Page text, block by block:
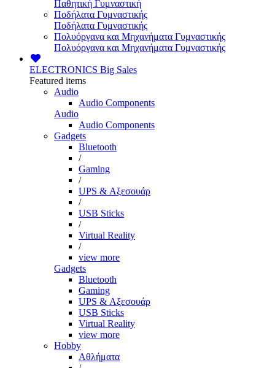
Παθητική Γυμναστική
Ποδήλατα Γυμναστικής
Ποδήλατα Γυμναστικής
Πολυόργανα και Μηχανήματα Γυμναστικής
Πολυόργανα και Μηχανήματα Γυμναστικής
ELECTRONICS Big Sales
Featured items
Audio
Audio Components
Audio
Audio Components
Gadgets
Bluetooth
/
Gaming
/
UPS & Αξεσουάρ
/
USB Sticks
/
Virtual Reality
/
view more
Gadgets
Bluetooth
Gaming
UPS & Αξεσουάρ
USB Sticks
Virtual Reality
view more
Hobby
Αθλήματα